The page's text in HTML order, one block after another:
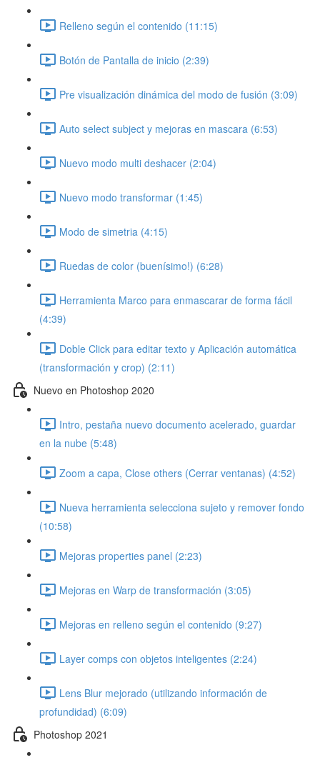
Relleno según el contenido (11:15)
Botón de Pantalla de inicio (2:39)
Pre visualización dinámica del modo de fusión (3:09)
Auto select subject y mejoras en mascara (6:53)
Nuevo modo multi deshacer (2:04)
Nuevo modo transformar (1:45)
Modo de simetria (4:15)
Ruedas de color (buenísimo!) (6:28)
Herramienta Marco para enmascarar de forma fácil
(4:39)
Doble Click para editar texto y Aplicación automática
(transformación y crop) (2:11)
Nuevo en Photoshop 2020
Intro, pestaña nuevo documento acelerado, guardar
en la nube (5:48)
Zoom a capa, Close others (Cerrar ventanas) (4:52)
Nueva herramienta selecciona sujeto y remover fondo
(10:58)
Mejoras properties panel (2:23)
Mejoras en Warp de transformación (3:05)
Mejoras en relleno según el contenido (9:27)
Layer comps con objetos inteligentes (2:24)
Lens Blur mejorado (utilizando información de
profundidad) (6:09)
Photoshop 2021